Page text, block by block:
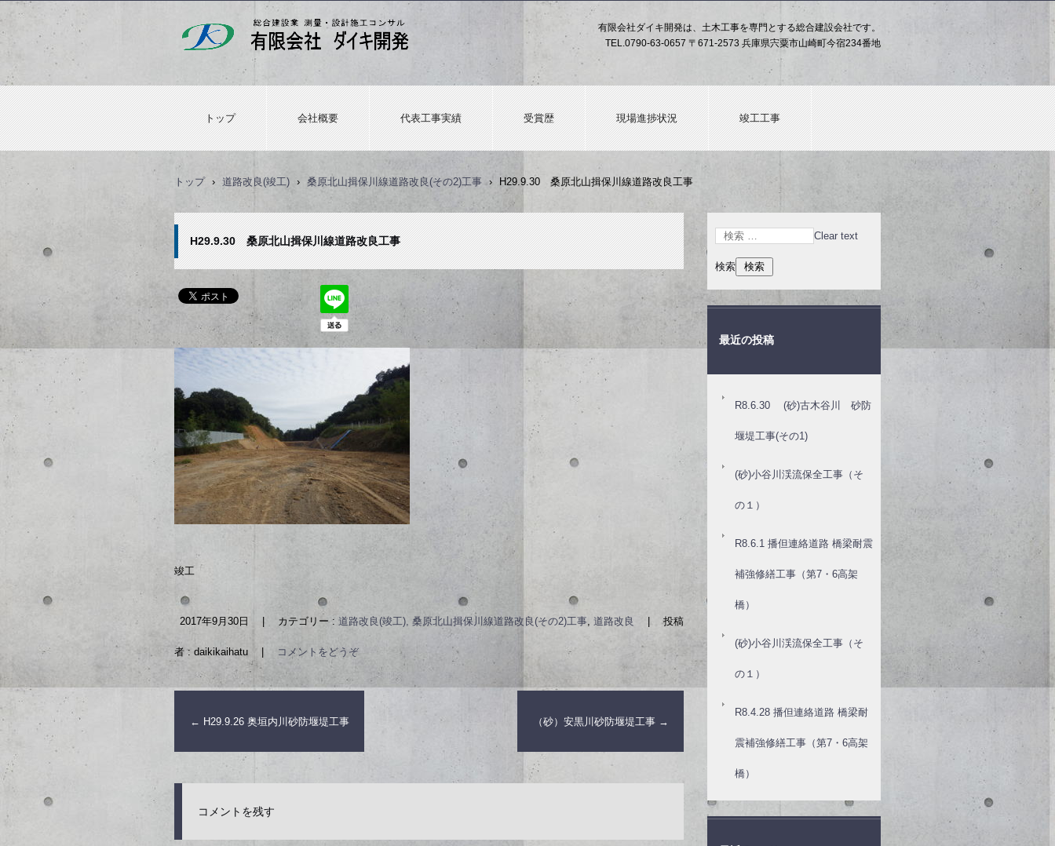
有限会社ダイキ開発は、土木工事を専門とする総合建設会社です。
TEL. 0790-63-0657 〒671-2573 兵庫県宍粟市山崎町今宿234番地
トップ 会社概要 代表工事実績 受賞歴 現場進捗状況 竣工工事
トップ › 道路改良(竣工) › 桑原北山揖保川線道路改良(その2)工事 › H29.9.30 桑原北山揖保川線道路改良工事
H29.9.30 桑原北山揖保川線道路改良工事
竣工
2017年9月30日 カテゴリー : 道路改良(竣工), 桑原北山揖保川線道路改良(その2)工事, 道路改良 投稿
者 : daikikaihatu コメントをどうぞ
← H29.9.26 奥垣内川砂防堰堤工事 （砂）安黒川砂防堰堤工事 →
コメントを残す
Clear text
検索
最近の投稿
R8.6.30 (砂)古木谷川 砂防
堰堤工事(その1)
(砂)小谷川渓流保全工事（そ
の１）
R8.6.1 播但連絡道路 橋梁耐震
補強修繕工事（第7・6高架
橋）
(砂)小谷川渓流保全工事（そ
の１）
R8.4.28 播但連絡道路 橋梁耐
震補強修繕工事（第7・6高架
橋）